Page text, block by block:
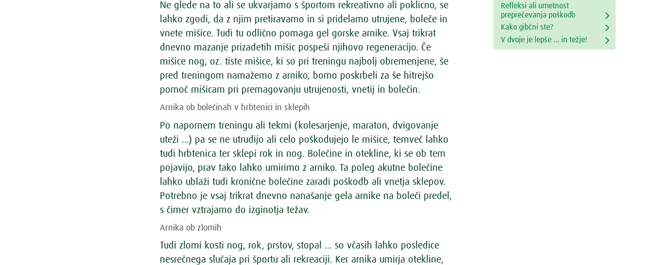
Ne glede na to ali se ukvarjamo s športom rekreativno ali poklicno, se
lahko zgodi, da z njim pretiravamo in si pridelamo utrujene, boleče in
vnete mišice. Tudi tu odlično pomaga gel gorske arnike. Vsaj trikrat
dnevno mazanje prizadetih mišic pospeši njihovo regeneracijo. Če
mišice nog, oz. tiste mišice, ki so pri treningu najbolj obremenjene, še
pred treningom namažemo z arniko, bomo poskrbeli za še hitrejšo
pomoč mišicam pri premagovanju utrujenosti, vnetij in bolečin.
Arnika ob bolečinah v hrbtenici in sklepih
Po napornem treningu ali tekmi (kolesarjenje, maraton, dvigovanje
uteži …) pa se ne utrudijo ali celo poškodujejo le mišice, temveč lahko
tudi hrbtenica ter sklepi rok in nog. Bolečine in otekline, ki se ob tem
pojavijo, prav tako lahko umirimo z arniko. Ta poleg akutne bolečine
lahko ublaži tudi kronične bolečine zaradi poškodb ali vnetja sklepov.
Potrebno je vsaj trikrat dnevno nanašanje gela arnike na boleči predel,
s čimer vztrajamo do izginotja težav.
Arnika ob zlomih
Tudi zlomi kosti nog, rok, prstov, stopal … so včasih lahko posledice
nesrečnega slučaja pri športu ali rekreaciji. Ker arnika umirja otekline,
Refleksi ali umetnost
preprečevanja poškodb
Kako gibčni ste?
V dvoje je lepše ... in težje!